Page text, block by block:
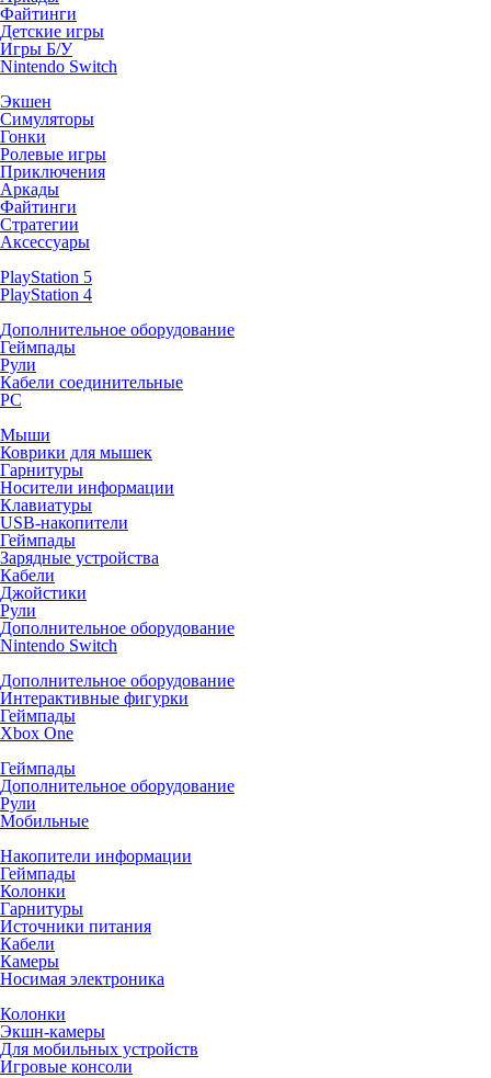
Файтинги
Детские игры
Игры Б/У
Nintendo Switch
Экшен
Симуляторы
Гонки
Ролевые игры
Приключения
Аркады
Файтинги
Стратегии
Аксессуары
PlayStation 5
PlayStation 4
Дополнительное оборудование
Геймпады
Рули
Кабели соединительные
PC
Мыши
Коврики для мышек
Гарнитуры
Носители информации
Клавиатуры
USB-накопители
Геймпады
Зарядные устройства
Кабели
Джойстики
Рули
Дополнительное оборудование
Nintendo Switch
Дополнительное оборудование
Интерактивные фигурки
Геймпады
Xbox One
Геймпады
Дополнительное оборудование
Рули
Мобильные
Накопители информации
Геймпады
Колонки
Гарнитуры
Источники питания
Кабели
Камеры
Носимая электроника
Колонки
Экшн-камеры
Для мобильных устройств
Игровые консоли